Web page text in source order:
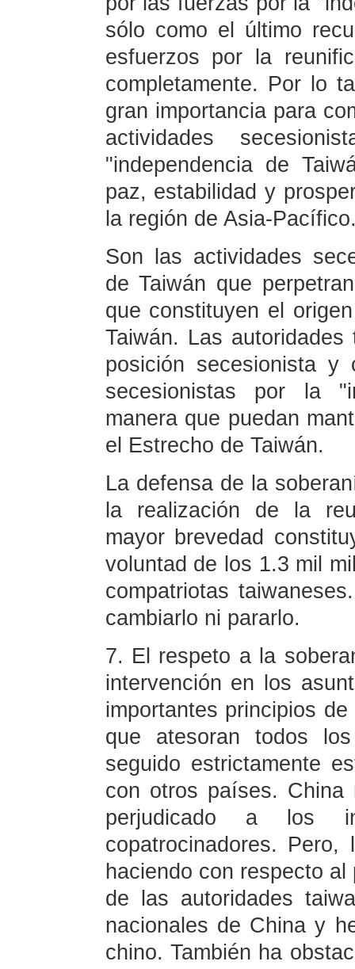
sólo como el último
esfuerzos por la
completamente. Por lo
gran importancia para
actividades
"independencia de
paz, estabilidad y
la región de Asia-
Son las actividades
de Taiwán que
que constituyen el
Taiwán. Las
posición secesionista
secesionistas por la
manera que puedan
el Estrecho de Taiwán.
La defensa de la
la realización de la
mayor brevedad
voluntad de los 1.3 mil
compatriotas
cambiarlo ni pararlo.
7. El respeto a la
intervención en los
importantes principios
que atesoran todos
seguido estrictamente
con otros países. China
perjudicado a los
copatrocinadores.
haciendo con respecto
de las autoridades
nacionales de China y
chino. También ha